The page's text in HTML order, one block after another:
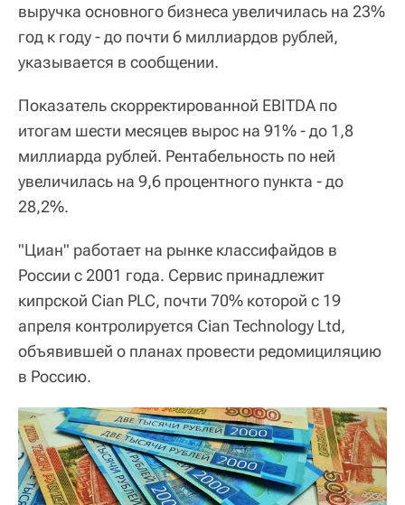
выручка основного бизнеса увеличилась на 23%
год к году - до почти 6 миллиардов рублей,
указывается в сообщении.
Показатель скорректированной EBITDA по
итогам шести месяцев вырос на 91% - до 1,8
миллиарда рублей. Рентабельность по ней
увеличилась на 9,6 процентного пункта - до
28,2%.
"Циан" работает на рынке классифайдов в
России с 2001 года. Сервис принадлежит
кипрской Cian PLC, почти 70% которой с 19
апреля контролируется Cian Technology Ltd,
объявившей о планах провести редомициляцию
в Россию.